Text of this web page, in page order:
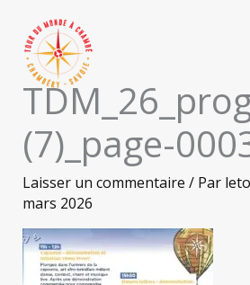
contenu
(7)_page-
Laisser un commentaire / Par
mars 2026